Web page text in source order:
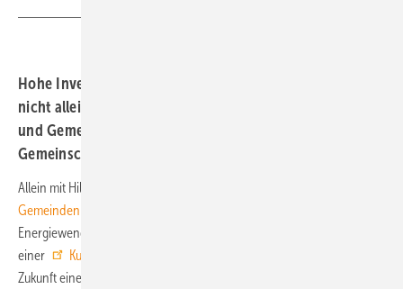
Hohe Investitionen lassen sich nach Expertenansicht
nicht allein über Kommunalkredite stemmen. Der Städte-
und Gemeindebund fordert unterdessen eine
Gemeinschaftsaufgabe Klimaschutz.
Allein mit Hilfe von Kommunalkrediten seien Deutschlands
Gemeinden
Energiewende und Kimaanpassung zu stemmen. Wie KfW Research in
einer
Kurzanalyse
Zukunft eine wichtige Rolle bei der Sicherstellung der Investitionen.